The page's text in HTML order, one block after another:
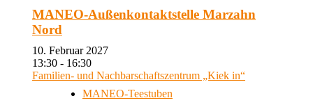
MANEO-Außenkontaktstelle Marzahn
Nord
10. Februar 2027
13:30 - 16:30
Familien- und Nachbarschaftszentrum „Kiek in“
MANEO-Teestuben